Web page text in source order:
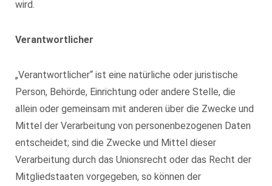
wird.
Verantwortlicher
„Verantwortlicher“ ist eine natürliche oder juristische
Person, Behörde, Einrichtung oder andere Stelle, die
allein oder gemeinsam mit anderen über die Zwecke und
Mittel der Verarbeitung von personenbezogenen Daten
entscheidet; sind die Zwecke und Mittel dieser
Verarbeitung durch das Unionsrecht oder das Recht der
Mitgliedstaaten vorgegeben, so können der